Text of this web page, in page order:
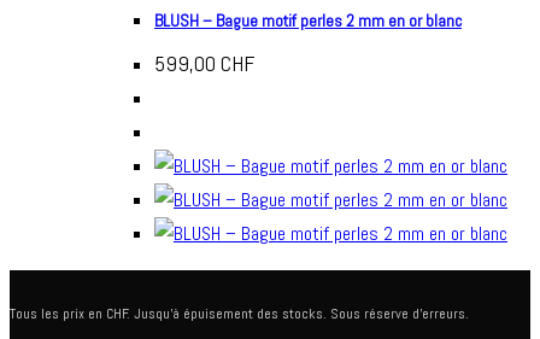
BLUSH – Bague motif perles 2 mm en or blanc
599,00 CHF
Tous les prix en CHF. Jusqu'à épuisement des stocks. Sous réserve d'erreurs.